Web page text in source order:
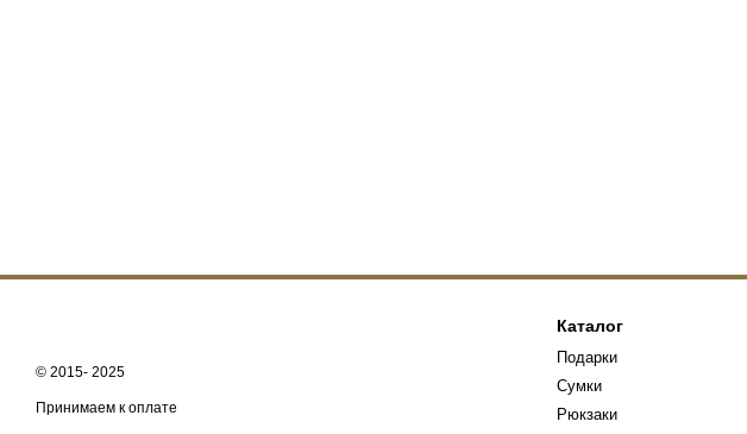
© 2015- 2025
Принимаем к оплате
Каталог
Подарки
Сумки
Рюкзаки